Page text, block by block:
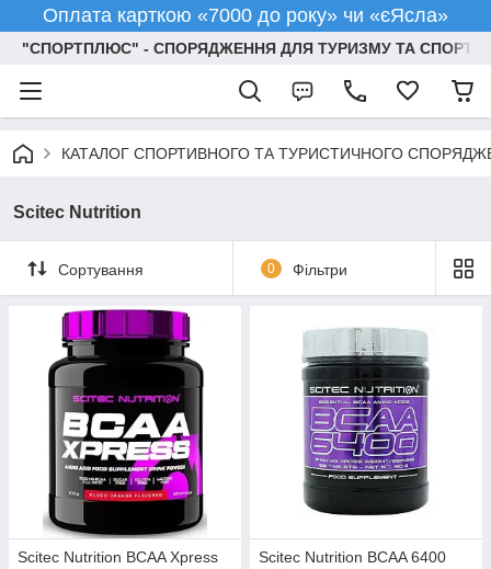
Оплата карткою «7000 до року» чи «єЯсла»
"СПОРТПЛЮС" - СПОРЯДЖЕННЯ ДЛЯ ТУРИЗМУ ТА СПОРТУ
КАТАЛОГ СПОРТИВНОГО ТА ТУРИСТИЧНОГО
Scitec Nutrition
Сортування 0 Фільтри
Scitec Nutrition BCAA Xpress
Scitec Nutrition BCAA 6400